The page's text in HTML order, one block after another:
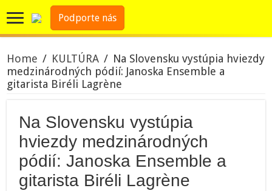
Podporte nás
Home / KULTÚRA / Na Slovensku vystúpia hviezdy
medzinárodných pódií: Janoska Ensemble a
gitarista Biréli Lagrène
Na Slovensku vystúpia
hviezdy medzinárodných
pódií: Janoska Ensemble a
gitarista Biréli Lagrène